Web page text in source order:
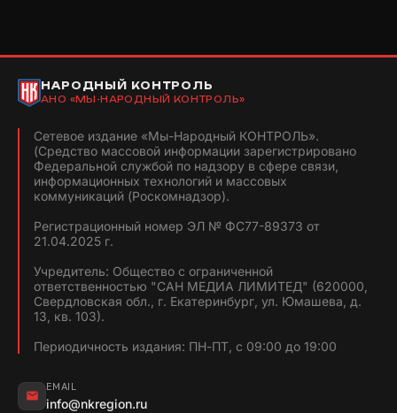
НАРОДНЫЙ КОНТРОЛЬ
АНО «МЫ-НАРОДНЫЙ КОНТРОЛЬ»
Сетевое издание «Мы-Народный КОНТРОЛЬ».
(Средство массовой информации зарегистрировано
Федеральной службой по надзору в сфере связи,
информационных технологий и массовых
коммуникаций (Роскомнадзор).
Регистрационный номер ЭЛ № ФС77-89373 от
21.04.2025 г.
Учредитель: Общество с ограниченной
ответственностью "САН МЕДИА ЛИМИТЕД" (620000,
Свердловская обл., г. Екатеринбург, ул. Юмашева, д.
13, кв. 103).
Периодичность издания: ПН-ПТ, с 09:00 до 19:00
EMAIL
info@nkregion.ru